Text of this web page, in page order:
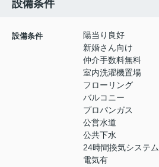
設備条件
設備条件
陽当り良好
新婚さん向け
仲介手数料無料
室内洗濯機置場
フローリング
バルコニー
プロパンガス
公営水道
公共下水
24時間換気システム
電気有